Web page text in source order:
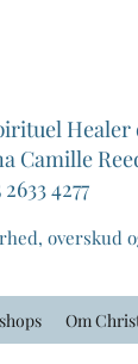
Healer
Camille
4277
overskud
Om